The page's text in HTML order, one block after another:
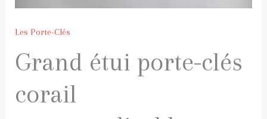
Les Porte-Clés
Grand étui porte-clés
corail